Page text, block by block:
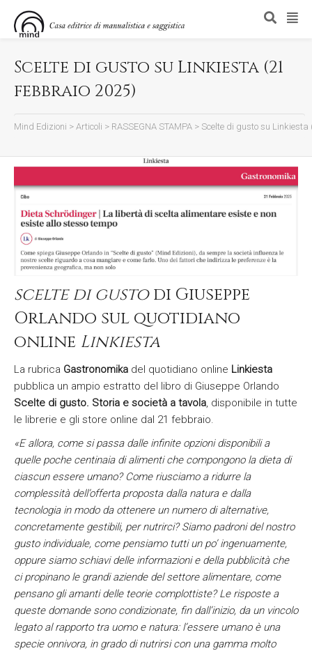
Scelte di gusto su Linkiesta (21
febbraio 2025)
Mind Edizioni > Articoli > RASSEGNA STAMPA > Scelte di gusto su Linkiesta
scelte di gustodi Giuseppe
Orlando sul quotidiano
online Linkiesta
La rubrica Gastronomika del quotidiano online Linkiesta
pubblica un ampio estratto del libro di Giuseppe Orlando
Scelte di gusto. Storia e società a tavola, disponibile in tutte
le librerie e gli store online dal 21 febbraio.
«E allora, come si passa dalle infinite opzioni disponibili a
quelle poche centinaia di alimenti che compongono la dieta di
ciascun essere umano? Come riusciamo a ridurre la
complessità dell’offerta proposta dalla natura e dalla
tecnologia in modo da ottenere un numero di alternative,
concretamente gestibili, per nutrirci? Siamo padroni del nostro
gusto individuale, come pensiamo tutti un po’ ingenuamente,
oppure siamo schiavi delle informazioni e della pubblicità che
ci propinano le grandi aziende del settore alimentare, come
pensano gli amanti delle teorie complottiste? Le risposte a
queste domande sono condizionate, fin dall’inizio, da un vincolo
legato al rapporto tra uomo e natura: l’essere umano è una
specie onnivora, in grado di nutrirsi con una gamma molto